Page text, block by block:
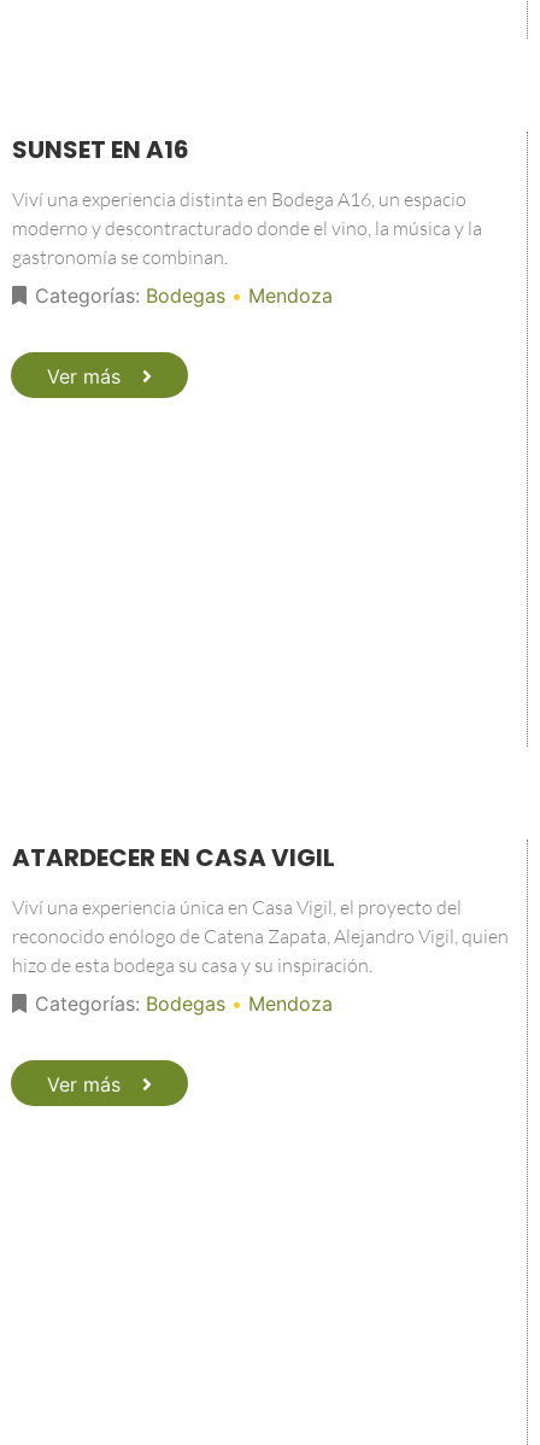
SUNSET EN A16
Viví una experiencia distinta en Bodega A16, un espacio
moderno y descontracturado donde el vino, la música y la
gastronomía se combinan.
Categorías: Bodegas • Mendoza
Ver más
ATARDECER EN CASA VIGIL
Viví una experiencia única en Casa Vigil, el proyecto del
reconocido enólogo de Catena Zapata, Alejandro Vigil, quien
hizo de esta bodega su casa y su inspiración.
Categorías: Bodegas • Mendoza
Ver más